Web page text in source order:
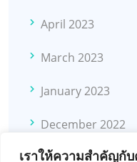
เราให้ความสำคัญกั
April 2023
March 2023
January 2023
December 2022
November 2022